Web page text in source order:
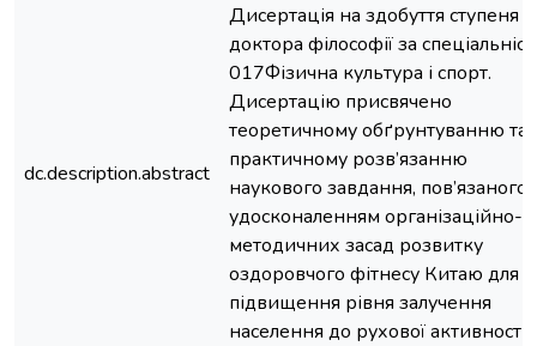
dc.description.abstract
Дисертація на здобуття ступеня
доктора філософії за
017Фізична культура і спорт.
Дисертацію присвячено
теоретичному обґрунтуванню та
практичному розв’язанню
наукового завдання, пов’язаного
удосконаленням організаційно­
методичних засад розвитку
оздоровчого фітнесу Китаю для
підвищення рівня залучення
населення до рухової активності.